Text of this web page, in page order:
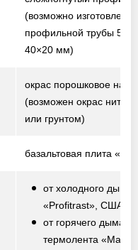
(возможно
профильной трубы
40×20 мм)
окрас порошковое
(возможен окрас
или грунтом)
базальтовая плита
от холодного дыма
«Profitrast», США
от горячего дыма –
термолента